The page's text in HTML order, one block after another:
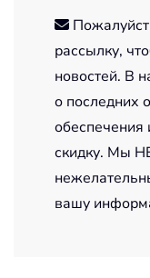
рассылку,
новостей. В
о последних
обеспечения
скидку. Мы
вашу